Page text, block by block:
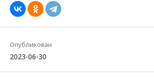
Опубликован
2023-06-30